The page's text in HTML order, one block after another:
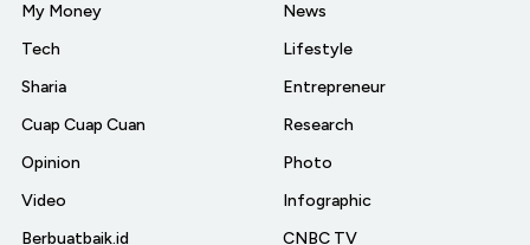
My Money
Tech
Sharia
Cuap Cuap Cuan
Opinion
Video
Berbuatbaik.id
News
Lifestyle
Entrepreneur
Research
Photo
Infographic
CNBC TV